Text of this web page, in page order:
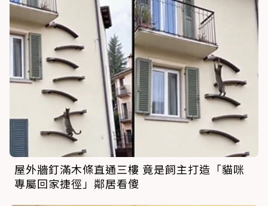
屋外牆釘滿木條直通三樓 竟是飼主打造「貓咪
專屬回家捷徑」鄰居看傻